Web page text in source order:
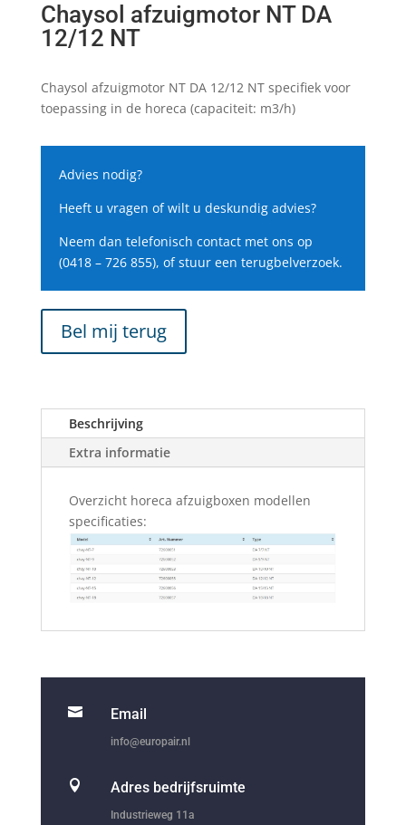
Chaysol afzuigmotor NT DA
12/12 NT
Chaysol afzuigmotor NT DA 12/12 NT specifiek voor
toepassing in de horeca (capaciteit: m3/h)
Advies nodig?
Heeft u vragen of wilt u deskundig advies?
Neem dan telefonisch contact met ons op
(0418 – 726 855), of stuur een terugbelverzoek.
Bel mij terug
Beschrijving
Extra informatie
Overzicht horeca afzuigboxen modellen
specificaties:
 Email
info@europair.nl
 Adres bedrijfsruimte
Industrieweg 11a